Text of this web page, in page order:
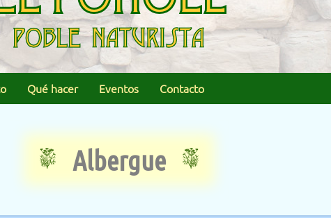
Qué hacer Eventos Contacto
Albergue